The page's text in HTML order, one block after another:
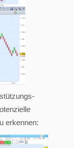
erkennen: